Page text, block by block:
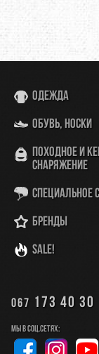
Одежда
Обувь, носки
Походное и
снаряжение
Специальное
Бренды
SALE!
067 173 40 30
Мы в соц.сетях: